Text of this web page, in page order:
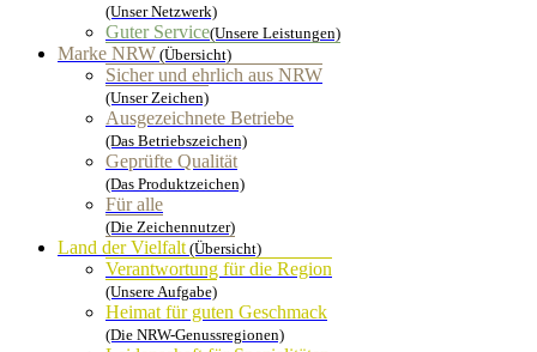
(Unser Netzwerk)
Guter Service(Unsere Leistungen)
Marke NRW (Übersicht)
Sicher und ehrlich aus NRW
(Unser Zeichen)
Ausgezeichnete Betriebe
(Das Betriebszeichen)
Geprüfte Qualität
(Das Produktzeichen)
Für alle
(Die Zeichennutzer)
Land der Vielfalt(Übersicht)
Verantwortung für die Region
(Unsere Aufgabe)
Heimat für guten Geschmack
(Die NRW-Genussregionen)